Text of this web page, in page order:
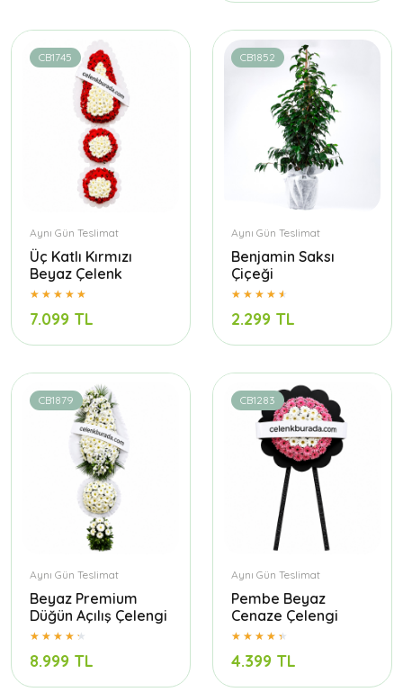
CB1745
Aynı Gün Teslimat
Üç Katlı Kırmızı
Beyaz Çelenk
7.099 TL
CB1852
Aynı Gün Teslimat
Benjamin Saksı
Çiçeği
2.299 TL
CB1879
Aynı Gün Teslimat
Beyaz Premium
Düğün Açılış Çelengi
8.999 TL
CB1283
Aynı Gün Teslimat
Pembe Beyaz
Cenaze Çelengi
4.399 TL